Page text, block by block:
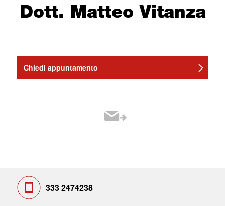
Dott. Matteo Vitanza
Chiedi appuntamento
333 2474238